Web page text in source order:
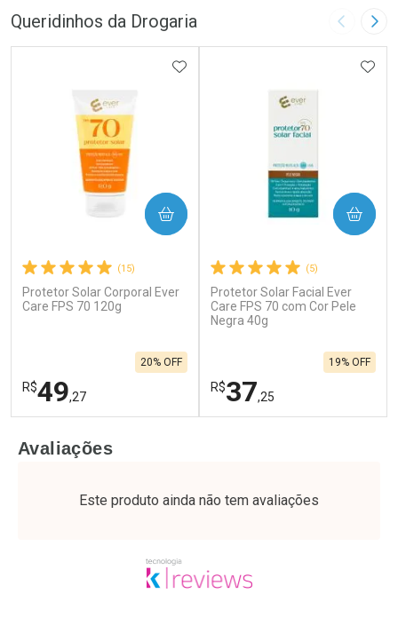
Queridinhos da Drogaria Imagem
(15)
Protetor Solar Corporal Ever
Care FPS 70 120g
R$49,27
20% OFF
ADICIONAR AOS FAVORITOS
COMPRAR
Laboratório
Por Menos
(5)
Protetor Solar Facial Ever
Care FPS 70 com Cor Pele
Negra 40g
R$37,25
19% OFF
COMPRAR
Laboratório
Por Menos
Avaliações
Este produto ainda não tem avaliações